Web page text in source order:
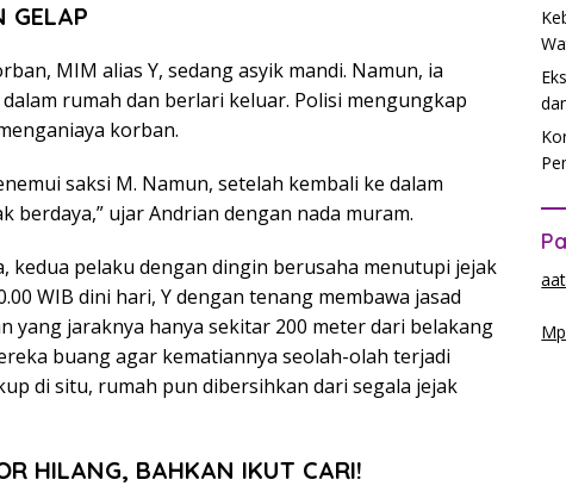
GELAP
MIM alias Y, sedang asyik mandi. Namun, ia
rumah dan berlari keluar. Polisi mengungkap
korban.
saksi M. Namun, setelah kembali ke dalam
ujar Andrian dengan nada muram.
kedua pelaku dengan dingin berusaha menutupi jejak
WIB dini hari, Y dengan tenang membawa jasad
yang jaraknya hanya sekitar 200 meter dari belakang
buang agar kematiannya seolah-olah terjadi
di situ, rumah pun dibersihkan dari segala jejak
HILANG, BAHKAN IKUT CARI!